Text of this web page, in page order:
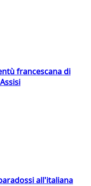
francescana di
all'italiana